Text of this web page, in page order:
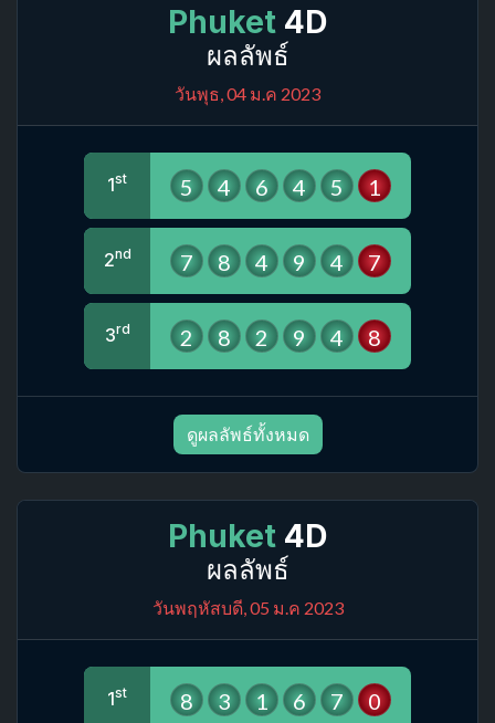
Phuket 4D
ผลลัพธ์
วันพุธ, 04 ม.ค 2023
1st 5 4 6 4 5 1
2nd 7 8 4 9 4 7
3rd 2 8 2 9 4 8
ดูผลลัพธ์ทั้งหมด
Phuket 4D
ผลลัพธ์
วันพฤหัสบดี, 05 ม.ค 2023
1st 8 3 1 6 7 0